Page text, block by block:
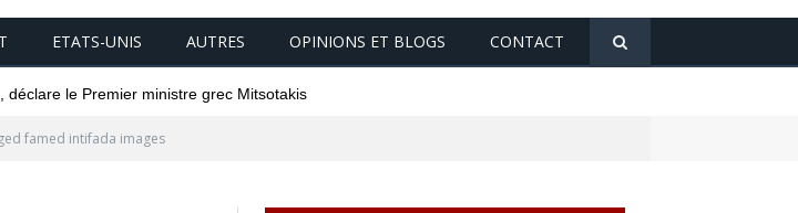
ETATS-UNIS AUTRES OPINIONS ET BLOGS CONTACT
le Premier ministre grec Mitsotakis
famed intifada images